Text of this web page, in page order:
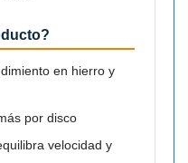
en hierro y
por disco
velocidad y